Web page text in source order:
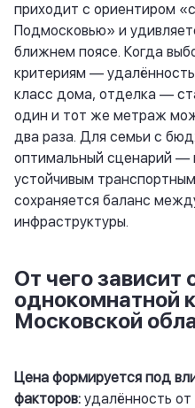
приходит с ориентиром
Подмосковью» и
ближнем поясе. Когда
критериям —
класс дома, отделка —
один и тот же метраж
два раза. Для семьи с
оптимальный сценарий —
устойчивым
сохраняется баланс
инфраструктуры.
От чего зависит
однокомнатной
Московской
Цена формируется под
факторов: удалённость